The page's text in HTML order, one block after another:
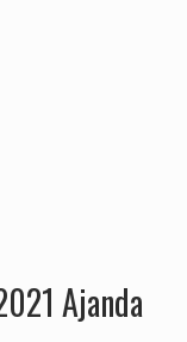
Ajanda